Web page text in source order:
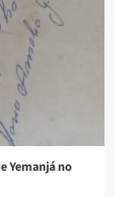
Yemanjá no